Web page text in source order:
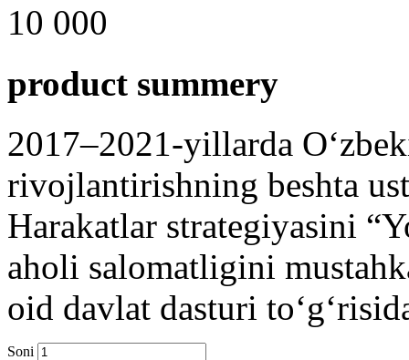
10 000
product summery
2017–2021-yillarda
rivojlantirishning beshta
Harakatlar strategiyasini
aholi salomatligini
oid davlat dasturi
Soni